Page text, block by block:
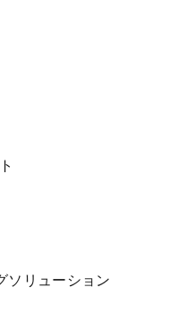
ソリューション